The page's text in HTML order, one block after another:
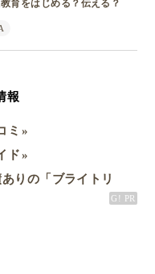
育をはじめる？伝える？
報
ミ
ド
りの「ブライトリ